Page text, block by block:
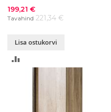
Soodushind
199,21 €
Tavahind 221,34 €
Lisa ostukorvi
VÕRDLUSESSE